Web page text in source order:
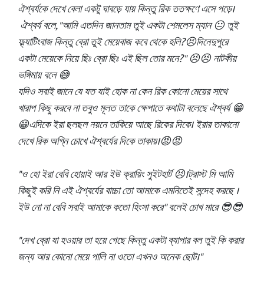
ঐশ্বর্যকে দেখে বেলা একটু ঘাবড়ে যায় কিন্তু রিক ততক্ষণে এসে পড়ে।
ঐশ্বর্য বলে, "আমি এতদিন জানতাম তুই একটা শেমলেস ম্যান 😐 তুই
ফ্ল্যাটিংবাজ কিন্তু ব্রো তুই মেয়েবাজ কবে থেকে হলি?😣দিনেদুপুরে
একটা মেয়েকে নিয়ে ছিঃ ব্রো ছিঃ এই ছিল তোর মনে?" 😣😣 নাটকীয়
ভঙ্গিমায় বলে 😅
যদিও সবাই জানে যে যত যাই হোক না কেন রিক কোনো মেয়ের সাথে
খারাপ কিছু করবে না তবুও মূলত তাকে ক্ষেপাতে কথাটা বলেছে ঐশ্বর্য 😁
😁এদিকে ইরা ছলছল নয়নে তাকিয়ে আছে রিকের দিকে। ইরার তাকানো
দেখে রিক অগ্নি চোখে ঐশ্বর্যের দিকে তাকায়।😡😡
"ও হো ইরা বেবি হোয়াই আর ইউ ক্রায়িং সুইটহার্ট 😣।ট্রাস্ট মি আমি
কিছুই করি নি এই ঐশ্বর্যের বাচ্চা তো আমাকে এমনিতেই সন্দেহ করছে ।
ইউ নো না বেবি সবাই আমাকে কতো হিংসা করে" বলেই চোখ মারে 😎😎
"দেখ ব্রো যা হওয়ার তা হয়ে গেছে কিন্তু একটা ব্যাপার বল তুই কি করার
জন্য আর কোনো মেয়ে পালি না ওতো এখনও অনেক ছোট।"